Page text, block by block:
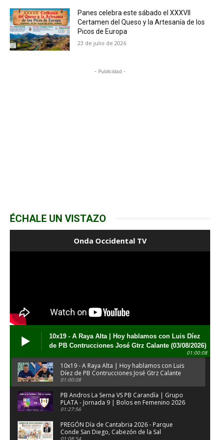
Panes celebra este sábado el XXXVII
Certamen del Queso y la Artesanía de los
Picos de Europa
23 de julio de 2026
- Publicidad -
ÉCHALE UN VISTAZO
Onda Occidental TV
10x19 - A Raya Alta | Hoy hablamos con Luis Díez
de PB Contrucciones José Gtrz Calante (03/08/2026)
01:00:08
10x19 - A Raya Alta | Hoy hablamos con Luis
Díez de PB Contrucciones José Gtrz Calante
(03/08/2026)
01:00:08
PB Andros La Serna VS PB Carandía | Grupo
PLATA - Jornada 9 | Bolos en Femenino 2026
01:27:56
PREGÓN Día de Cantabria 2026 - Parque
Conde San Diego, Cabezón de la Sal
01:08:54